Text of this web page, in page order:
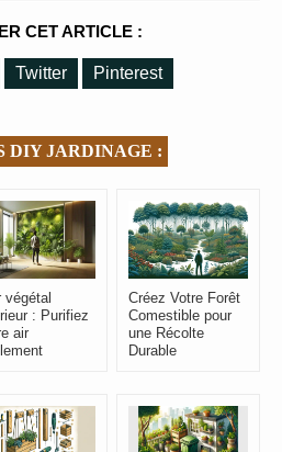
CET ARTICLE :
Twitter Pinterest
DIY JARDINAGE :
végétal
: Purifiez
air
Créez Votre Forêt
Comestible pour
une Récolte
Durable